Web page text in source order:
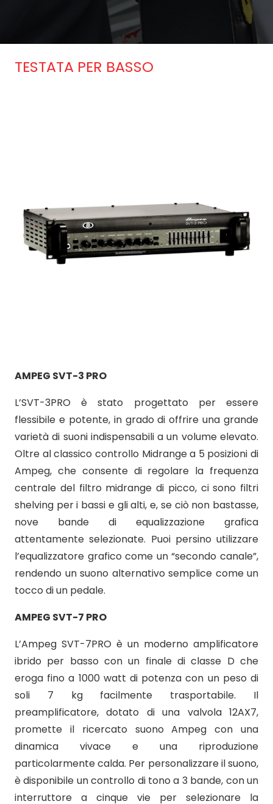
TESTATA PER BASSO
AMPEG SVT-3 PRO
L’SVT-3PRO è stato progettato per essere
flessibile e potente, in grado di offrire una grande
varietà di suoni indispensabili a un volume elevato.
Oltre al classico controllo Midrange a 5 posizioni di
Ampeg, che consente di regolare la frequenza
centrale del filtro midrange di picco, ci sono filtri
shelving per i bassi e gli alti, e, se ciò non bastasse,
nove bande di equalizzazione grafica
attentamente selezionate. Puoi persino utilizzare
l’equalizzatore grafico come un “secondo canale”,
rendendo un suono alternativo semplice come un
tocco di un pedale.
AMPEG SVT-7 PRO
L’Ampeg SVT-7PRO è un moderno amplificatore
ibrido per basso con un finale di classe D che
eroga fino a 1000 watt di potenza con un peso di
soli 7 kg facilmente trasportabile. Il
preamplificatore, dotato di una valvola 12AX7,
promette il ricercato suono Ampeg con una
dinamica vivace e una riproduzione
particolarmente calda. Per personalizzare il suono,
è disponibile un controllo di tono a 3 bande, con un
interruttore a cinque vie per selezionare la